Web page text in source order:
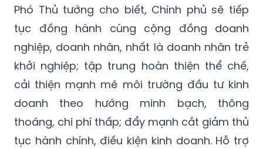
Phó Thủ tướng cho biết, Chính phủ sẽ tiếp
tục đồng hành cùng cộng đồng doanh
nghiệp, doanh nhân, nhất là doanh nhân trẻ
khởi nghiệp; tập trung hoàn thiện thể chế,
cải thiện mạnh mẽ môi trường đầu tư kinh
doanh theo hướng minh bạch, thông
thoáng, chi phí thấp; đẩy mạnh cắt giảm thủ
tục hành chính, điều kiện kinh doanh. Hỗ trợ